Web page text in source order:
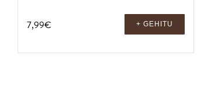
7,99€ + GEHITU